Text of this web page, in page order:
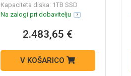
Kapaciteta diska: 1TB SSD
Na zalogi pri dobavitelju
2.483,65 €
V KOŠARICO